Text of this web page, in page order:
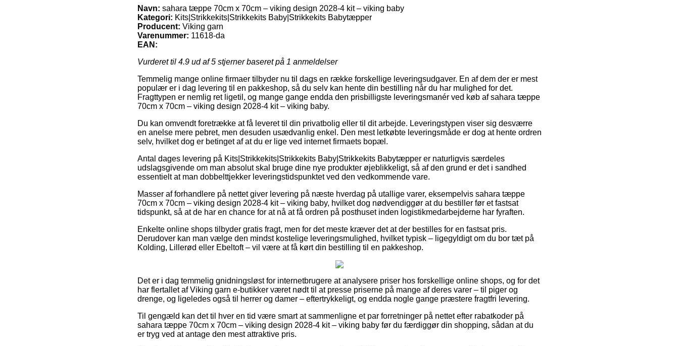
Navn: sahara tæppe 70cm x 70cm – viking design 2028-4 kit – viking baby
Kategori: Kits|Strikkekits|Strikkekits Baby|Strikkekits Babytæpper
Producent: Viking garn
Varenummer: 11618-da
EAN:
Vurderet til 4.9 ud af 5 stjerner baseret på 1 anmeldelser
Temmelig mange online firmaer tilbyder nu til dags en række forskellige leveringsudgaver. En af dem der er mest
populær er i dag levering til en pakkeshop, så du selv kan hente din bestilling når du har mulighed for det.
Fragttypen er nemlig ret ligetil, og mange gange endda den prisbilligste leveringsmanér ved køb af sahara tæppe
70cm x 70cm – viking design 2028-4 kit – viking baby.
Du kan omvendt foretrække at få leveret til din privatbolig eller til dit arbejde. Leveringstypen viser sig desværre
en anelse mere pebret, men desuden usædvanlig enkel. Den mest letkøbte leveringsmåde er dog at hente ordren
selv, hvilket dog er betinget af at du er lige ved internet firmaets bopæl.
Antal dages levering på Kits|Strikkekits|Strikkekits Baby|Strikkekits Babytæpper er naturligvis særdeles
udslagsgivende om man absolut skal bruge dine nye produkter øjeblikkeligt, så af den grund er det i sandhed
essentielt at man dobbelttjekker leveringstidspunktet ved den vedkommende vare.
Masser af forhandlere på nettet giver levering på næste hverdag på utallige varer, eksempelvis sahara tæppe
70cm x 70cm – viking design 2028-4 kit – viking baby, hvilket dog nødvendiggør at du bestiller før et fastsat
tidspunkt, så at de har en chance for at nå at få ordren på posthuset inden logistikmedarbejderne har fyraften.
Enkelte online shops tilbyder gratis fragt, men for det meste kræver det at der bestilles for en fastsat pris.
Derudover kan man vælge den mindst kostelige leveringsmulighed, hvilket typisk – ligegyldigt om du bor tæt på
Kolding, Lillerød eller Ebeltoft – vil være at få kørt din bestilling til en pakkeshop.
Det er i dag temmelig gnidningsløst for internetbrugere at analysere priser hos forskellige online shops, og for det
har flertallet af Viking garn e-butikker været nødt til at presse priserne på mange af deres varer – til piger og
drenge, og ligeledes også til herrer og damer – eftertrykkeligt, og endda nogle gange præstere fragtfri levering.
Til gengæld kan det til hver en tid være smart at sammenligne et par forretninger på nettet efter rabatkoder på
sahara tæppe 70cm x 70cm – viking design 2028-4 kit – viking baby før du færdiggør din shopping, sådan at du
er tryg ved at antage den mest attraktive pris.